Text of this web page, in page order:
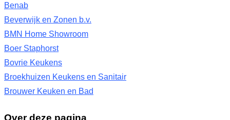
Benab
Beverwijk en Zonen b.v.
BMN Home Showroom
Boer Staphorst
Bovrie Keukens
Broekhuizen Keukens en Sanitair
Brouwer Keuken en Bad
Over deze pagina